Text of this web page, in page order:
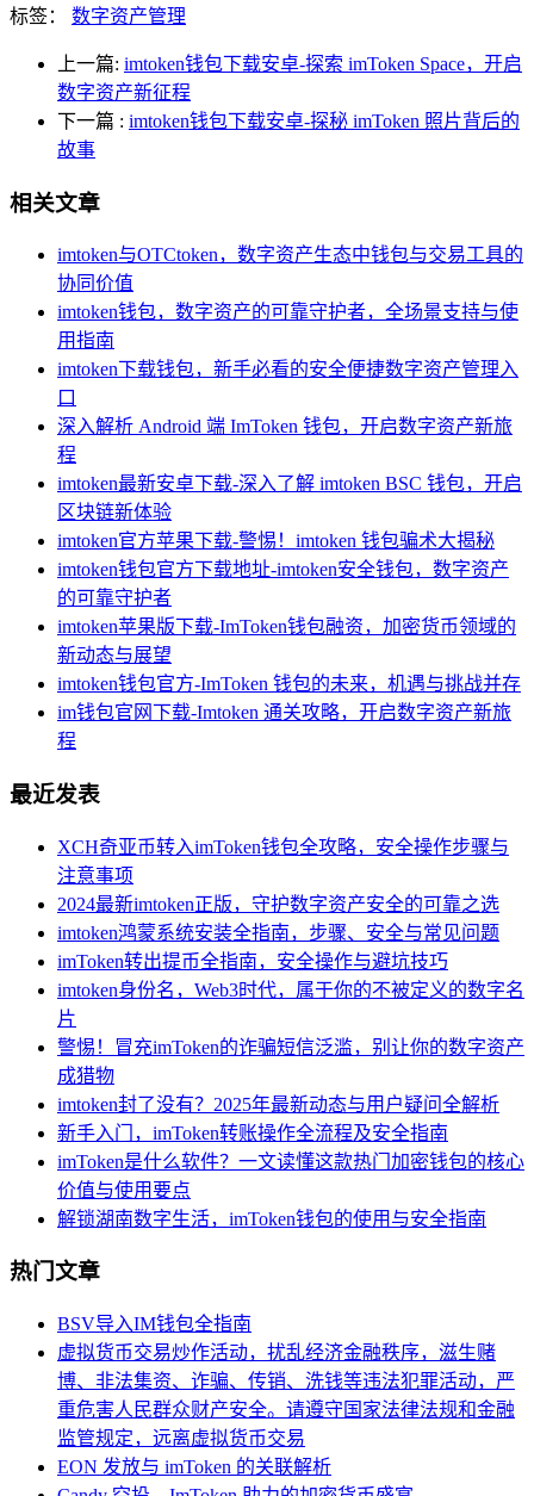
标签： 数字资产管理
上一篇: imtoken钱包下载安卓-探索 imToken Space，开启
数字资产新征程
下一篇 : imtoken钱包下载安卓-探秘 imToken 照片背后的
故事
相关文章
imtoken与OTCtoken，数字资产生态中钱包与交易工具的
协同价值
imtoken钱包，数字资产的可靠守护者，全场景支持与使
用指南
imtoken下载钱包，新手必看的安全便捷数字资产管理入
口
深入解析 Android 端 ImToken 钱包，开启数字资产新旅
程
imtoken最新安卓下载-深入了解 imtoken BSC 钱包，开启
区块链新体验
imtoken官方苹果下载-警惕！imtoken 钱包骗术大揭秘
imtoken钱包官方下载地址-imtoken安全钱包，数字资产
的可靠守护者
imtoken苹果版下载-ImToken钱包融资，加密货币领域的
新动态与展望
imtoken钱包官方-ImToken 钱包的未来，机遇与挑战并存
im钱包官网下载-Imtoken 通关攻略，开启数字资产新旅
程
最近发表
XCH奇亚币转入imToken钱包全攻略，安全操作步骤与
注意事项
2024最新imtoken正版，守护数字资产安全的可靠之选
imtoken鸿蒙系统安装全指南，步骤、安全与常见问题
imToken转出提币全指南，安全操作与避坑技巧
imtoken身份名，Web3时代，属于你的不被定义的数字名
片
警惕！冒充imToken的诈骗短信泛滥，别让你的数字资产
成猎物
imtoken封了没有？2025年最新动态与用户疑问全解析
新手入门，imToken转账操作全流程及安全指南
imToken是什么软件？一文读懂这款热门加密钱包的核心
价值与使用要点
解锁湖南数字生活，imToken钱包的使用与安全指南
热门文章
BSV导入IM钱包全指南
虚拟货币交易炒作活动，扰乱经济金融秩序，滋生赌
博、非法集资、诈骗、传销、洗钱等违法犯罪活动，严
重危害人民群众财产安全。请遵守国家法律法规和金融
监管规定，远离虚拟货币交易
EON 发放与 imToken 的关联解析